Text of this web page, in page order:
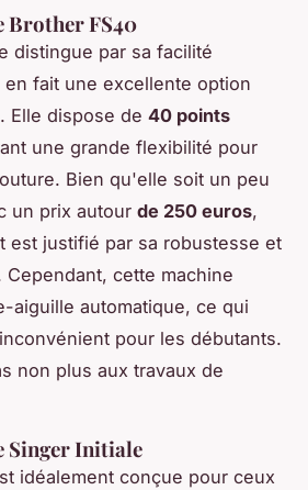
Brother FS40
distingue par sa facilité
fait une excellente option
Elle dispose de 40 points
une grande flexibilité pour
Bien qu'elle soit un peu
un prix autour de 250 euros,
est justifié par sa robustesse et
cette machine
aiguille automatique, ce qui
pour les débutants.
non plus aux travaux de
Singer Initiale
idéalement conçue pour ceux